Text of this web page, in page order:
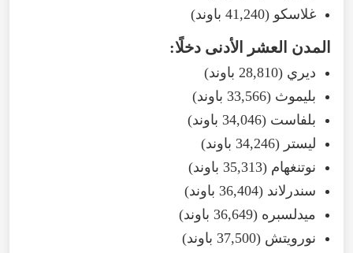
غلاسكو (41,240 باوند)
المدن العشر الأدنى دخلًا:
ديري (28,810 باوند)
بليموث (33,566 باوند)
بلفاست (34,046 باوند)
ليستر (34,246 باوند)
نوتنغهام (35,313 باوند)
سندرلاند (36,404 باوند)
ميدلسبره (36,649 باوند)
نورويتش (37,500 باوند)